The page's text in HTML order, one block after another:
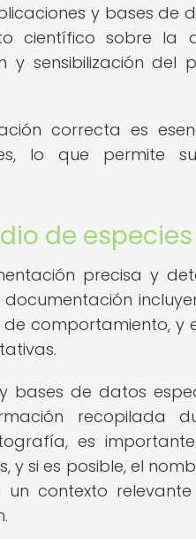
y bases de
científico sobre la
sensibilización del
correcta es
lo que permite
de especies
precisa y
comportamiento, y
bases de datos
recopilada
es
si es posible, el
contexto